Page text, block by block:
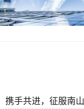
携手共进，征服南山